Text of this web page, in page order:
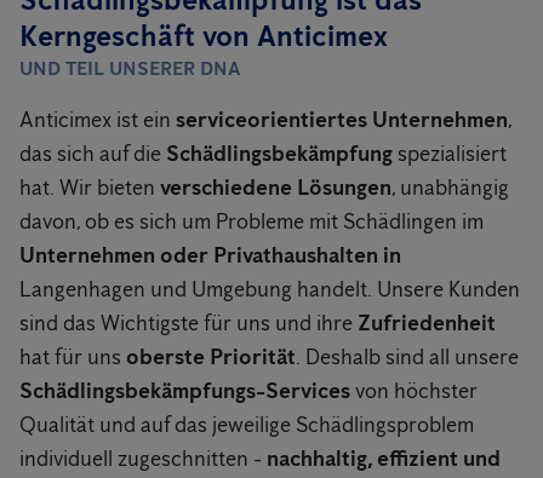
Kerngeschäft von Anticimex
UND TEIL UNSERER DNA
Anticimex ist ein serviceorientiertes Unternehmen,
das sich auf die Schädlingsbekämpfung spezialisiert
hat. Wir bieten verschiedene Lösungen, unabhängig
davon, ob es sich um Probleme mit Schädlingen im
Unternehmen oder Privathaushalten in
Langenhagen und Umgebung handelt. Unsere Kunden
sind das Wichtigste für uns und ihre Zufriedenheit
hat für uns oberste Priorität. Deshalb sind all unsere
Schädlingsbekämpfungs-Servicesvon höchster
Qualität und auf das jeweilige Schädlingsproblem
individuell zugeschnitten - nachhaltig, effizient und